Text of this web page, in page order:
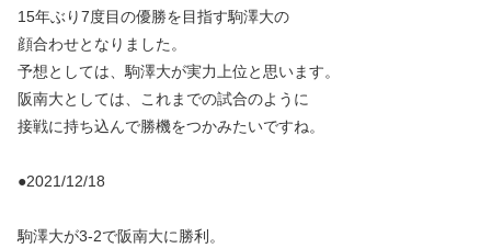
15年ぶり7度目の優勝を目指す駒澤大の
顔合わせとなりました。
予想としては、駒澤大が実力上位と思います。
阪南大としては、これまでの試合のように
接戦に持ち込んで勝機をつかみたいですね。
●2021/12/18
駒澤大が3-2で阪南大に勝利。